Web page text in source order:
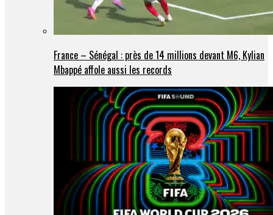
France – Sénégal : près de 14 millions devant M6, Kylian
Mbappé affole aussi les records